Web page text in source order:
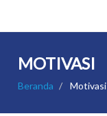
MOTIVASI
Beranda Motivasi